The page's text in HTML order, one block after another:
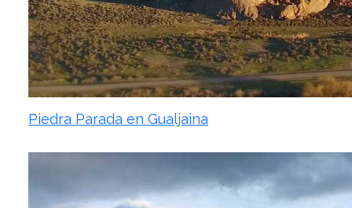
Piedra Parada en Gualjaina